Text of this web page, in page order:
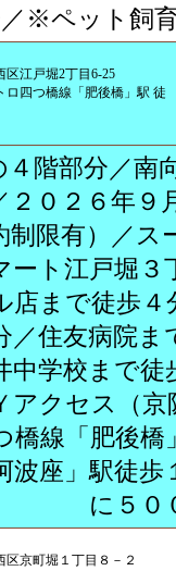
／※ペット飼
区江戸堀2丁目6-25
ロ四つ橋線「肥後橋」駅 徒
４階部分／南
２０２６年
制限有）／ス
ート江戸堀
店まで徒歩
／住友病院ま
中学校まで徒
アクセス（
橋線「肥後
波座」駅徒
に５０
区京町堀１丁目８－２